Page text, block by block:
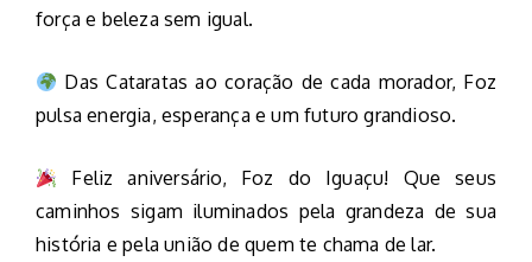
força e beleza sem igual.
Das Cataratas ao coração de cada morador, Foz
pulsa energia, esperança e um futuro grandioso.
Feliz aniversário, Foz do Iguaçu! Que seus
caminhos sigam iluminados pela grandeza de sua
história e pela união de quem te chama de lar.